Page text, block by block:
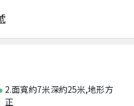
2.面寬約7米深約25米,地形方
正